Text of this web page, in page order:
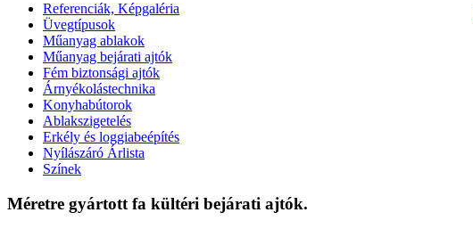
Referenciák, Képgaléria
Üvegtípusok
Műanyag ablakok
Műanyag bejárati ajtók
Fém biztonsági ajtók
Árnyékolástechnika
Konyhabútorok
Ablakszigetelés
Erkély és loggiabeépítés
Nyílászáró Árlista
Színek
Méretre gyártott fa kültéri bejárati ajtók.